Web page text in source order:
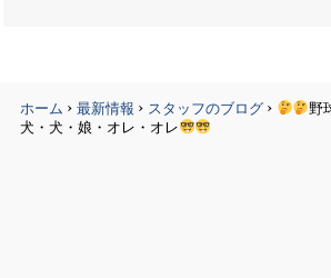
ホーム › 最新情報 › スタッフのブログ ›
野
犬・犬・娘・オレ・オレ